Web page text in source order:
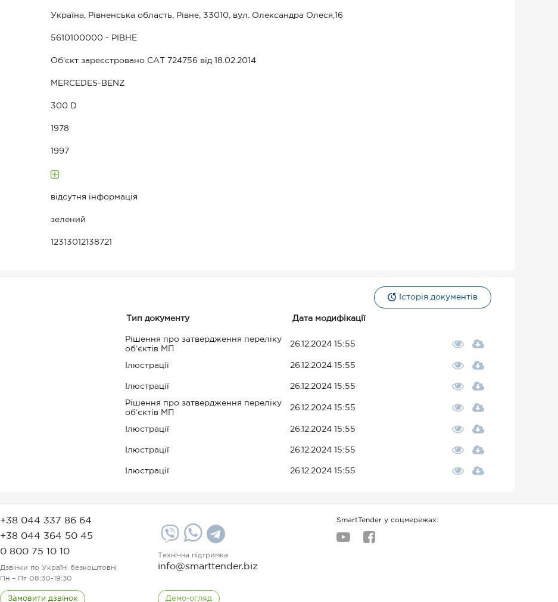
Україна, Рівненська область, Рівне, 33010, вул. Олександра Олеся,16
5610100000 - РІВНЕ
Об’єкт зареєстровано САТ 724756 від 18.02.2014
MERCEDES-BENZ
300 D
1978
1997
відсутня інформація
зелений
12313012138721
Історія документів
Тип документу Дата модифікації
Рішення про затвердження переліку
об’єктів МП
26.12.2024 15:55
Ілюстрації 26.12.2024 15:55
Ілюстрації 26.12.2024 15:55
Рішення про затвердження переліку
об’єктів МП
26.12.2024 15:55
Ілюстрації 26.12.2024 15:55
Ілюстрації 26.12.2024 15:55
Ілюстрації 26.12.2024 15:55
+38 044 337 86 64
+38 044 364 50 45
0 800 75 10 10
Дзвінки по Україні безкоштовні
Пн – Пт 08:30-19:30
Замовити дзвінок
Технічна підтримка
info@smarttender.biz
Демо-огляд
SmartTender у соцмережах: